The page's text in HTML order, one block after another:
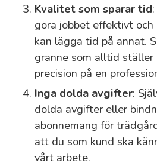
Kvalitet som sparar tid
göra jobbet effektivt
kan lägga tid på annat.
granne som alltid ställer
precision på en
Inga dolda avgifter:
dolda avgifter eller
abonnemang för
att du som kund ska
vårt arbete.